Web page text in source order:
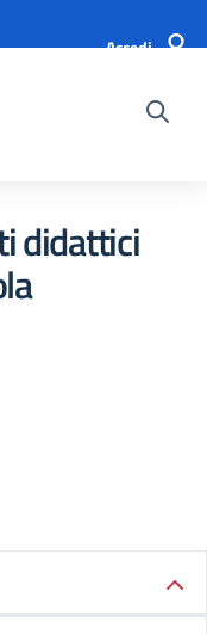
Accedi
didattici